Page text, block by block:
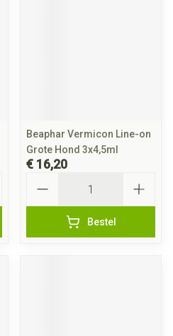
Beaphar Vermicon Line-on
Grote Hond 3x4,5ml
€ 16,20
Bestel